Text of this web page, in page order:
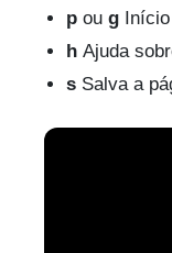
p ou g
h Ajuda
s Salva a